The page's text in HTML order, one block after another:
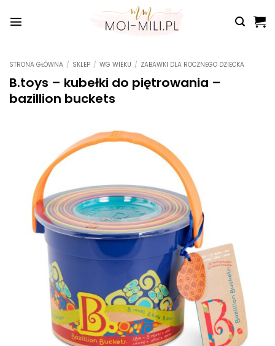
do
STRONA GŁÓWNA / SKLEP / WG WIEKU / ZABAWKI DLA ROCZNEGO DZIECKA
B.toys – kubełki do piętrowania –
bazillion buckets